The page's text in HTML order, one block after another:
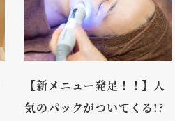
【新メニュー発足！！】人
気のパックがついてくる!?